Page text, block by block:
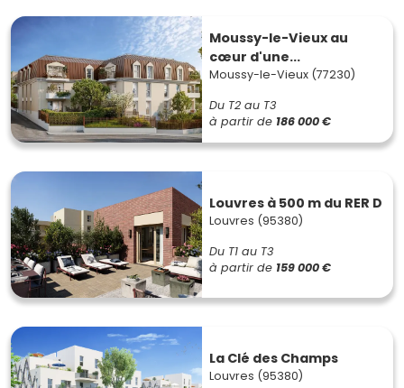
Moussy-le-Vieux au
cœur d'une...
Moussy-le-Vieux (77230)
Du T2 au T3
à partir de 186 000 €
Louvres à 500 m du RER D
Louvres (95380)
Du T1 au T3
à partir de 159 000 €
La Clé des Champs
Louvres (95380)